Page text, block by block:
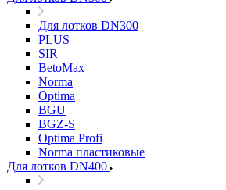
Для лотков DN300
PLUS
SIR
BetoMax
Norma
Optima
BGU
BGZ-S
Optima Profi
Norma пластиковые
Для лотков DN400